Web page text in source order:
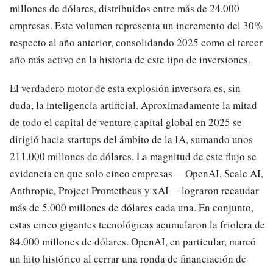
millones de dólares, distribuidos entre más de 24.000
empresas. Este volumen representa un incremento del 30%
respecto al año anterior, consolidando 2025 como el tercer
año más activo en la historia de este tipo de inversiones.
El verdadero motor de esta explosión inversora es, sin
duda, la inteligencia artificial. Aproximadamente la mitad
de todo el capital de venture capital global en 2025 se
dirigió hacia startups del ámbito de la IA, sumando unos
211.000 millones de dólares. La magnitud de este flujo se
evidencia en que solo cinco empresas —OpenAI, Scale AI,
Anthropic, Project Prometheus y xAI— lograron recaudar
más de 5.000 millones de dólares cada una. En conjunto,
estas cinco gigantes tecnológicas acumularon la friolera de
84.000 millones de dólares. OpenAI, en particular, marcó
un hito histórico al cerrar una ronda de financiación de